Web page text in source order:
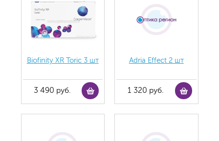
Biofinity XR Toric 3 шт
3 490 руб.
Adria Effect 2 шт
1 320 руб.